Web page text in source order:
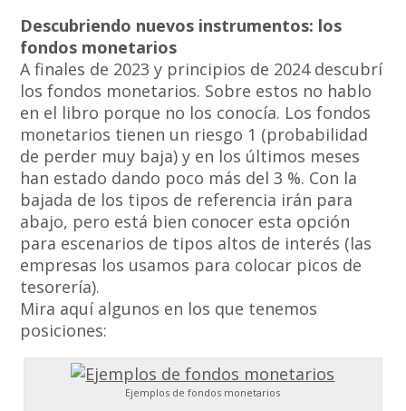
Descubriendo nuevos instrumentos: los
fondos monetarios
A finales de 2023 y principios de 2024 descubrí
los fondos monetarios. Sobre estos no hablo
en el libro porque no los conocía. Los fondos
monetarios tienen un riesgo 1 (probabilidad
de perder muy baja) y en los últimos meses
han estado dando poco más del 3 %. Con la
bajada de los tipos de referencia irán para
abajo, pero está bien conocer esta opción
para escenarios de tipos altos de interés (las
empresas los usamos para colocar picos de
tesorería).
Mira aquí algunos en los que tenemos
posiciones:
Ejemplos de fondos monetarios